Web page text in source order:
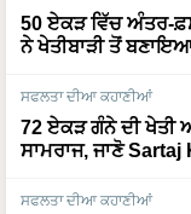
50 ਏਕੜ ਵਿੱਚ ਅੰਤਰ-
ਨੇ ਖੇਤੀਬਾੜੀ ਤੋਂ
ਸਫਲਤਾ ਦੀਆ ਕਹਾਣੀਆਂ
72 ਏਕੜ ਗੰਨੇ ਦੀ ਖੇਤੀ
ਸਾਮਰਾਜ, ਜਾਣੋ Sartaj
ਸਫਲਤਾ ਦੀਆ ਕਹਾਣੀਆਂ